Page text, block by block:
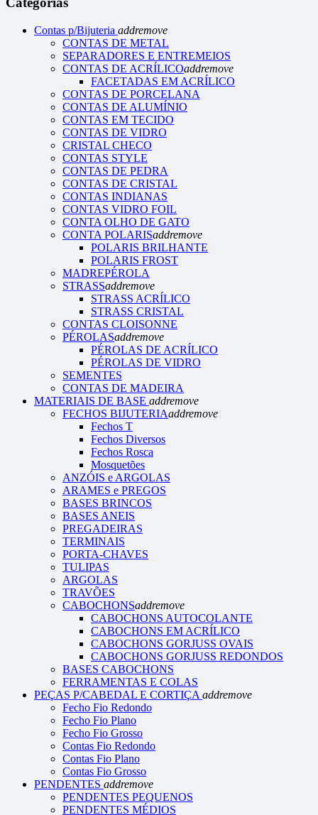
Contas p/Bijuteria addremove
CONTAS DE METAL
SEPARADORES E ENTREMEIOS
CONTAS DE ACRÍLICOaddremove
FACETADAS EM ACRÍLICO
CONTAS DE PORCELANA
CONTAS DE ALUMÍNIO
CONTAS EM TECIDO
CONTAS DE VIDRO
CRISTAL CHECO
CONTAS STYLE
CONTAS DE PEDRA
CONTAS DE CRISTAL
CONTAS INDIANAS
CONTAS VIDRO FOIL
CONTA OLHO DE GATO
CONTA POLARISaddremove
POLARIS BRILHANTE
POLARIS FROST
MADREPÉROLA
STRASSaddremove
STRASS ACRÍLICO
STRASS CRISTAL
CONTAS CLOISONNE
PÉROLASaddremove
PÉROLAS DE ACRÍLICO
PÉROLAS DE VIDRO
SEMENTES
CONTAS DE MADEIRA
MATERIAIS DE BASE addremove
FECHOS BIJUTERIAaddremove
Fechos T
Fechos Diversos
Fechos Rosca
Mosquetões
ANZÓIS e ARGOLAS
ARAMES e PREGOS
BASES BRINCOS
BASES ANEIS
PREGADEIRAS
TERMINAIS
PORTA-CHAVES
TULIPAS
ARGOLAS
TRAVÕES
CABOCHONSaddremove
CABOCHONS AUTOCOLANTE
CABOCHONS EM ACRÍLICO
CABOCHONS GORJUSS OVAIS
CABOCHONS GORJUSS REDONDOS
BASES CABOCHONS
FERRAMENTAS E COLAS
PEÇAS P/CABEDAL E CORTIÇA addremove
Fecho Fio Redondo
Fecho Fio Plano
Fecho Fio Grosso
Contas Fio Redondo
Contas Fio Plano
Contas Fio Grosso
PENDENTES addremove
PENDENTES PEQUENOS
PENDENTES MÉDIOS